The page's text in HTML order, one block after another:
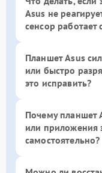
Asus не
сенсор работает
Планшет Asus
или быстро
это исправить?
Почему планшет
или приложения
самостоятельно?